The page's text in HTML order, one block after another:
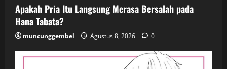
Apakah Pria Itu Langsung Merasa Bersalah pada
Hana Tabata?
muncunggembel Agustus 8, 2026 0